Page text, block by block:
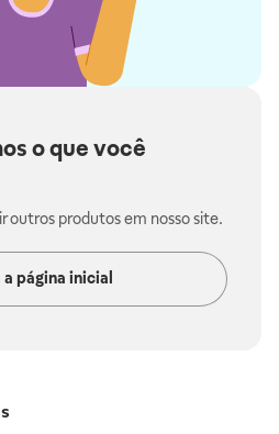
o que você
outros produtos em nosso site.
a página inicial